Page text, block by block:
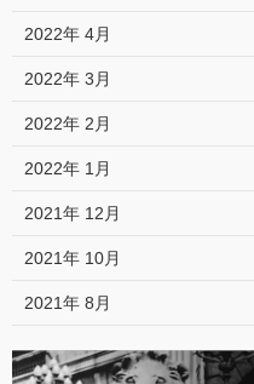
2022年 4月
2022年 3月
2022年 2月
2022年 1月
2021年 12月
2021年 10月
2021年 8月